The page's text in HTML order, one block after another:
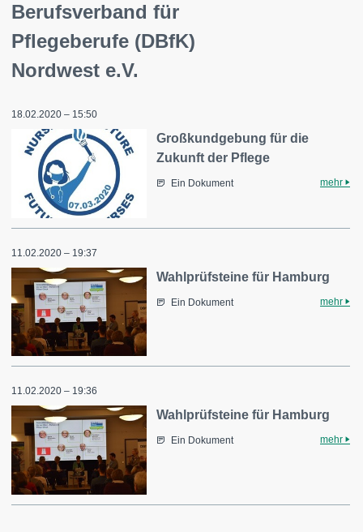
Berufsverband für
Pflegeberufe (DBfK)
Nordwest e.V.
18.02.2020 – 15:50
Großkundgebung für die
Zukunft der Pflege
Ein Dokument mehr
11.02.2020 – 19:37
Wahlprüfsteine für Hamburg
Ein Dokument mehr
11.02.2020 – 19:36
Wahlprüfsteine für Hamburg
Ein Dokument mehr